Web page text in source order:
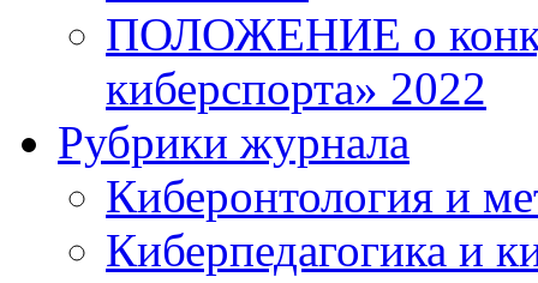
ПОЛОЖЕНИЕ о
киберспорта» 2022
Рубрики журнала
Киберонтология и
Киберпедагогика и